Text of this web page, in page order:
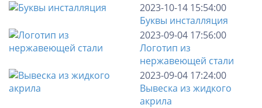
2023-10-14 15:54:00
Буквы инсталляция
2023-09-04 17:56:00
Логотип из
нержавеющей стали
2023-09-04 17:24:00
Вывеска из жидкого
акрила